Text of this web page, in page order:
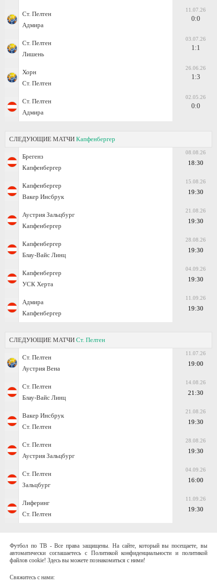
Ст. Пелтен
Адмира
11.07.26
0:0
Ст. Пелтен
Лишень
03.07.26
1:1
Хорн
Ст. Пелтен
26.06.26
1:3
Ст. Пелтен
Адмира
02.05.26
0:0
СЛЕДУЮЩИЕ МАТЧИ Капфенбергер
Брегенз
Капфенбергер
08.08.26
18:30
Капфенбергер
Вакер Инсбрук
15.08.26
19:30
Аустрия Зальцбург
Капфенбергер
21.08.26
19:30
Капфенбергер
Блау-Вайс Линц
28.08.26
19:30
Капфенбергер
УСК Херта
04.09.26
19:30
Адмира
Капфенбергер
11.09.26
19:30
СЛЕДУЮЩИЕ МАТЧИ Ст. Пелтен
Ст. Пелтен
Аустрия Вена
11.07.26
19:00
Ст. Пелтен
Блау-Вайс Линц
14.08.26
21:30
Вакер Инсбрук
Ст. Пелтен
21.08.26
19:30
Ст. Пелтен
Аустрия Зальцбург
28.08.26
19:30
Ст. Пелтен
Зальцбург
04.09.26
16:00
Лиферинг
Ст. Пелтен
11.09.26
19:30
Футбол по ТВ - Все права защищены. На сайте, который вы посещаете, вы
автоматически соглашаетесь с Политикой конфиденциальности и политикой
файлов cookie! Здесь вы можете познакомиться с ними!
Свяжитесь с нами: